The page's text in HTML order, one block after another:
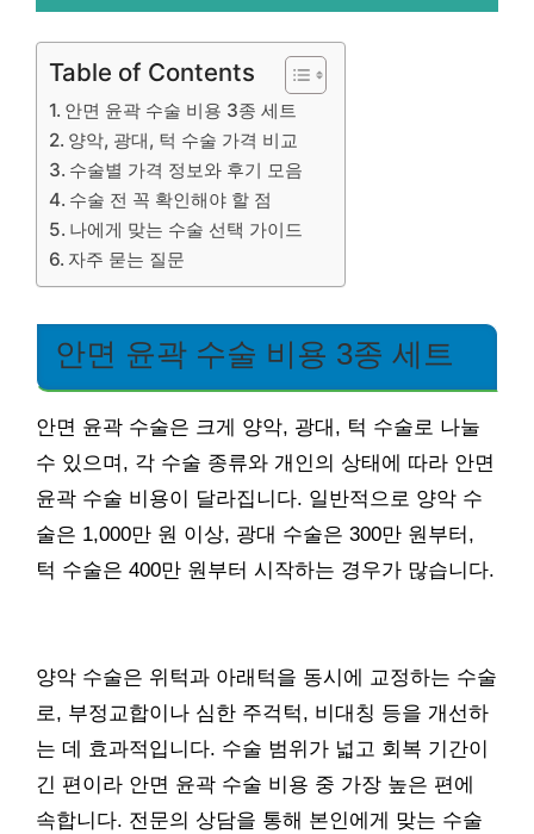
Table of Contents
안면 윤곽 수술 비용 3종 세트
양악, 광대, 턱 수술 가격 비교
수술별 가격 정보와 후기 모음
수술 전 꼭 확인해야 할 점
나에게 맞는 수술 선택 가이드
자주 묻는 질문
안면 윤곽 수술 비용 3종 세트
안면 윤곽 수술은 크게 양악, 광대, 턱 수술로 나눌
수 있으며, 각 수술 종류와 개인의 상태에 따라 안면
윤곽 수술 비용이 달라집니다. 일반적으로 양악 수
술은 1,000만 원 이상, 광대 수술은 300만 원부터,
턱 수술은 400만 원부터 시작하는 경우가 많습니다.
양악 수술은 위턱과 아래턱을 동시에 교정하는 수술
로, 부정교합이나 심한 주걱턱, 비대칭 등을 개선하
는 데 효과적입니다. 수술 범위가 넓고 회복 기간이
긴 편이라 안면 윤곽 수술 비용 중 가장 높은 편에
속합니다. 전문의 상담을 통해 본인에게 맞는 수술